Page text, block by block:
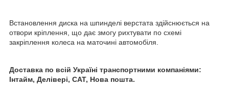
Встановлення диска на шпинделі верстата здійснюється на
отвори кріплення, що дає змогу рихтувати по схемі
закріплення колеса на маточині автомобіля.
Доставка по всій Україні транспортними компаніями:
Інтайм, Делівері, САТ, Нова пошта.